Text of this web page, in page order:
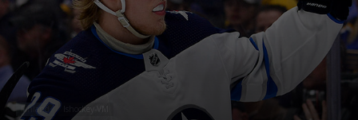
Finland Ishockey-VM